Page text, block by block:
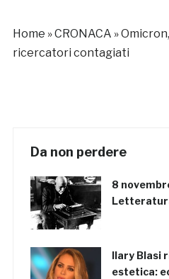
Home »CRONACA »
ricercatori contagiati
Da non perdere
8
Ilary Blasi
estetica: